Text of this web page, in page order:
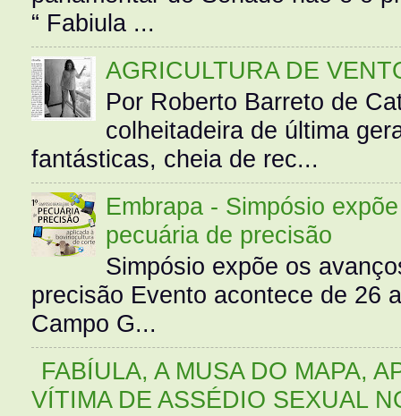
“ Fabiula ...
AGRICULTURA DE
Por Roberto Barreto de
colheitadeira de última
fantásticas, cheia de rec...
Embrapa - Simpósio
pecuária de precisão
Simpósio expõe os
precisão Evento acontece de 26
Campo G...
FABÍULA, A MUSA DO MAPA,
VÍTIMA DE ASSÉDIO SEXUAL